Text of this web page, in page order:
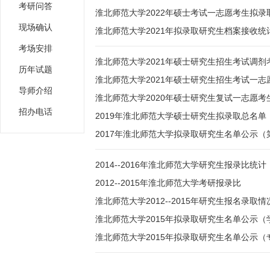
考研问答
现场确认
考场安排
历年试题
导师介绍
招办电话
淮北师范大学2022年硕士考试一志愿考生拟录
淮北师范大学2021年拟录取研究生档案接收统
淮北师范大学2021年硕士研究生招生考试调剂
淮北师范大学2021年硕士研究生招生考试一志
淮北师范大学2020年硕士研究生复试一志愿考
2019年淮北师范大学硕士研究生拟录取总名单
2017年淮北师范大学拟录取研究生名单公示（
2014--2016年淮北师范大学研究生报录比统计
2012--2015年淮北师范大学考研报录比
淮北师范大学2012--2015年研究生报名录取情
淮北师范大学2015年拟录取研究生名单公示（
淮北师范大学2015年拟录取研究生名单公示（